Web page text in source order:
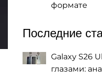
формате
Последние
Galaxy S26
глазами: